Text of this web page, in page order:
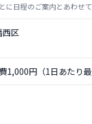
に日程のご案内とあわせて
西区
1,000円（1日あたり最